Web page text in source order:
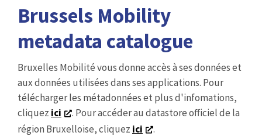
Brussels Mobility
metadata catalogue
Bruxelles Mobilité vous donne accès à ses données et
aux données utilisées dans ses applications. Pour
télécharger les métadonnées et plus d'infomations,
cliquez ici
. Pour accéder au datastore officiel de la
région Bruxelloise, cliquez ici .